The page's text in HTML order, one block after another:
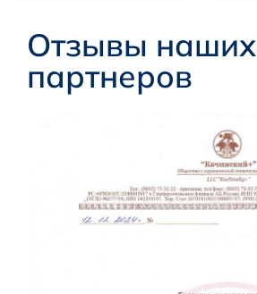
Отзывы наших
партнеров